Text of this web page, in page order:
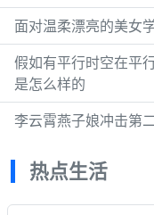
面对温柔漂亮的美女
假如有平行时空在平
是怎么样的
李云霄燕子娘冲击第
热点生活